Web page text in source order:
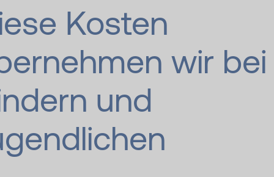
Kosten
wir bei
und